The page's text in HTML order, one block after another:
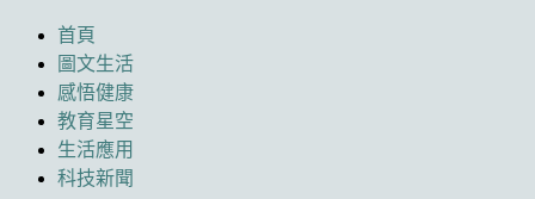
首頁
圖文生活
感悟健康
教育星空
生活應用
科技新聞